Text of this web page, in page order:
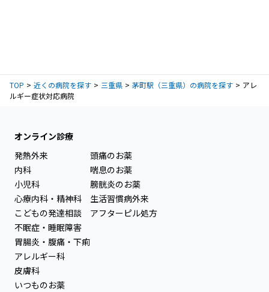
TOP 近くの病院を探す 三重県 茅町駅（三重県）の病院を探す
アレ
ルギー症状対応病院
オンライン診療
発熱外来
内科
小児科
心療内科・精神科
こどもの発達相談
不眠症・睡眠障害
胃腸炎・腹痛・下痢
アレルギー科
皮膚科
いつものお薬
頭痛のお薬
喘息のお薬
膀胱炎のお薬
生活習慣病外来
アフターピル処方